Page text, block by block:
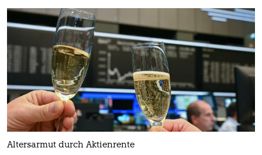
Altersarmut durch Aktienrente